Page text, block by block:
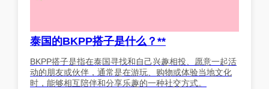
泰国的BKPP搭子是什么？**
BKPP搭子是指在泰国寻找和自己兴趣相投、愿意一起活
动的朋友或伙伴，通常是在游玩、购物或体验当地文化
时，能够相互陪伴和分享乐趣的一种社交方式。